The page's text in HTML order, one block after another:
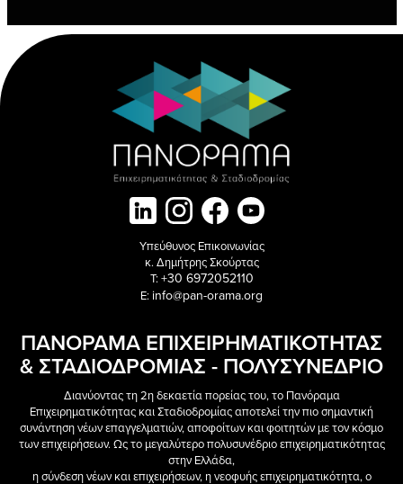
Υπεύθυνος Επικοινωνίας
κ. Δημήτρης Σκούρτας
T: +30 6972052110
E: info@pan-orama.org
ΠΑΝΟΡΑΜΑ ΕΠΙΧΕΙΡΗΜΑΤΙΚΟΤΗΤΑΣ
& ΣΤΑΔΙΟΔΡΟΜΙΑΣ - ΠΟΛΥΣΥΝΕΔΡΙΟ
Διανύοντας τη 2η δεκαετία πορείας του, το Πανόραμα
Επιχειρηματικότητας και Σταδιοδρομίας αποτελεί την πιο σημαντική
συνάντηση νέων επαγγελματιών, αποφοίτων και φοιτητών με τον κόσμο
των επιχειρήσεων. Ως το μεγαλύτερο πολυσυνέδριο επιχειρηματικότητας
στην Ελλάδα,
η σύνδεση νέων και επιχειρήσεων, η νεοφυής επιχειρηματικότητα, ο